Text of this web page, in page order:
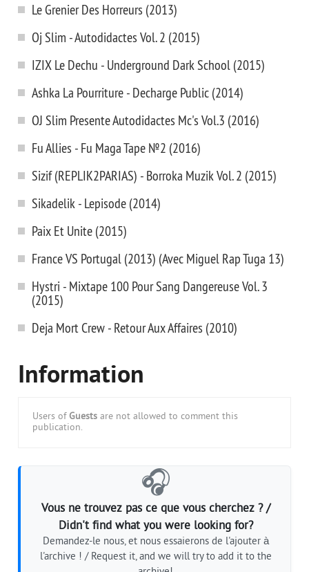
Le Grenier Des Horreurs (2013)
Oj Slim - Autodidactes Vol. 2 (2015)
IZIX Le Dechu - Underground Dark School (2015)
Ashka La Pourriture - Decharge Public (2014)
OJ Slim Presente Autodidactes Mc's Vol.3 (2016)
Fu Allies - Fu Maga Tape №2 (2016)
Sizif (REPLIK2PARIAS) - Borroka Muzik Vol. 2 (2015)
Sikadelik - Lepisode (2014)
Paix Et Unite (2015)
France VS Portugal (2013) (Avec Miguel Rap Tuga 13)
Hystri - Mixtape 100 Pour Sang Dangereuse Vol. 3
(2015)
Deja Mort Crew - Retour Aux Affaires (2010)
Information
Users of Guests are not allowed to comment this
publication.
🎧
Vous ne trouvez pas ce que vous cherchez ? /
Didn't find what you were looking for?
Demandez-le nous, et nous essaierons de l'ajouter à
l'archive ! / Request it, and we will try to add it to the